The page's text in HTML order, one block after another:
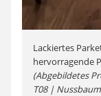
Lackiertes
hervorragende
(Abgebildetes
T08 |